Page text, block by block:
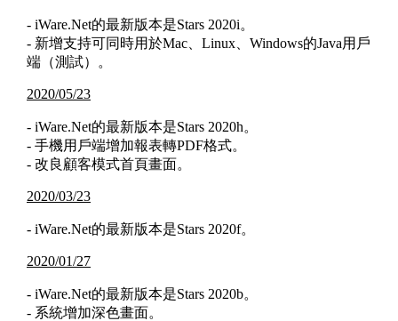
- iWare.Net的最新版本是Stars 2020i。
- 新增支持可同時用於Mac、Linux、Windows的Java用戶
端（測試）。
2020/05/23
- iWare.Net的最新版本是Stars 2020h。
- 手機用戶端增加報表轉PDF格式。
- 改良顧客模式首頁畫面。
2020/03/23
- iWare.Net的最新版本是Stars 2020f。
2020/01/27
- iWare.Net的最新版本是Stars 2020b。
- 系統增加深色畫面。